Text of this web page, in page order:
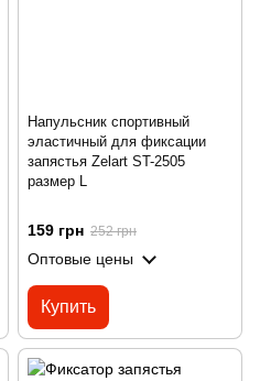
Напульсник спортивный
эластичный для фиксации
запястья Zelart ST-2505
размер L
159 грн 252 грн
Оптовые цены
Купить